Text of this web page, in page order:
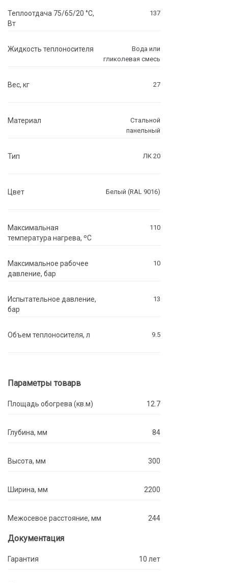
Теплоотдача 75/65/20 °C,
Вт
137
Жидкость теплоносителя
Вода или
гликолевая смесь
Вес, кг 27
Материал
Стальной
панельный
Тип ЛК 20
Цвет Белый (RAL 9016)
Максимальная
температура нагрева, ºC
110
Максимальное рабочее
давление, бар
10
Испытательное давление,
бар
13
Объем теплоносителя, л 9.5
Параметры товарв
Площадь обогрева (кв.м) 12.7
Глубина, мм 84
Высота, мм 300
Ширина, мм 2200
Межосевое расстояние, мм 244
Документация
Гарантия 10 лет